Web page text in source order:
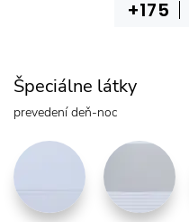
Špeciálne látky
prevedení deň-noc